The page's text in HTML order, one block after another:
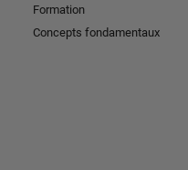
Formation
Concepts fondamentaux